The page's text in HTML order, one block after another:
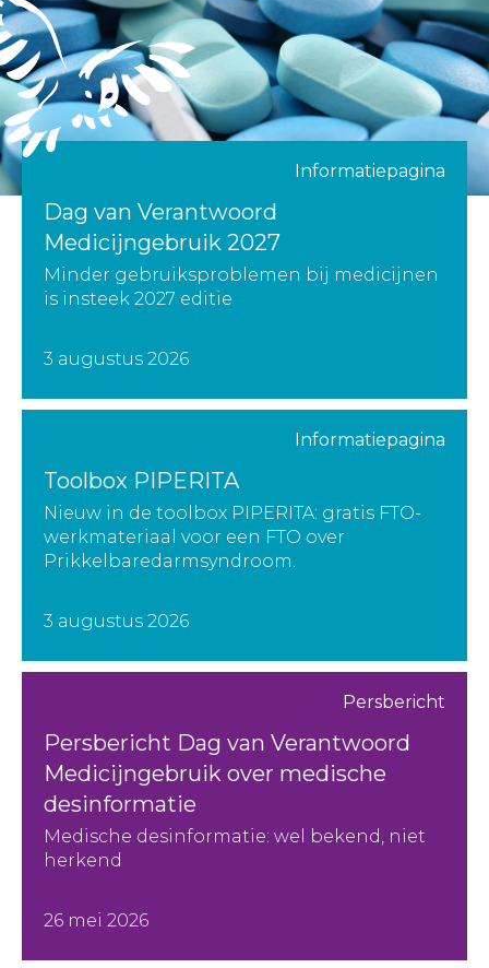
Informatiepagina
Dag van Verantwoord
Medicijngebruik 2027
Minder gebruiksproblemen bij medicijnen
is insteek 2027 editie
3 augustus 2026
Informatiepagina
Toolbox PIPERITA
Nieuw in de toolbox PIPERITA: gratis FTO-
werkmateriaal voor een FTO over
Prikkelbaredarmsyndroom.
3 augustus 2026
Persbericht
Persbericht Dag van Verantwoord
Medicijngebruik over medische
desinformatie
Medische desinformatie: wel bekend, niet
herkend
26 mei 2026